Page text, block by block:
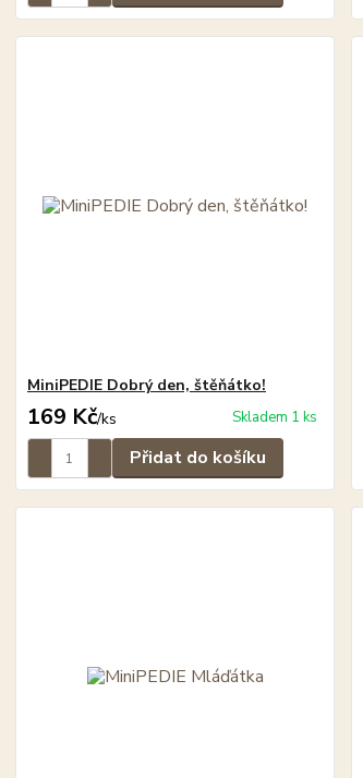
MiniPEDIE Dobrý den, štěňátko!
169 Kč/ks Skladem 1 ks
Přidat do košíku